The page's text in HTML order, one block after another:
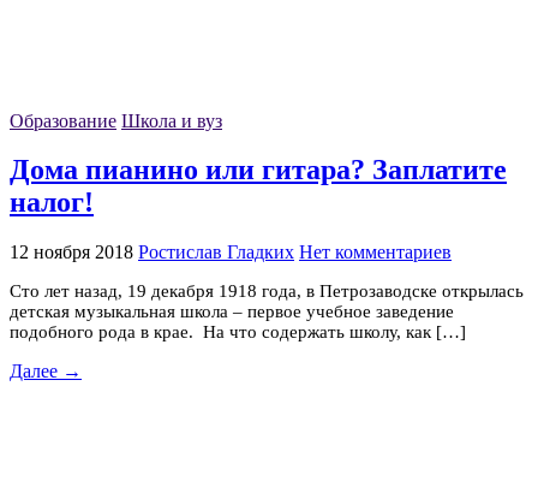
Образование Школа и вуз
Дома пианино или гитара? Заплатите
налог!
12 ноября 2018 Ростислав Гладких Нет комментариев
Сто лет назад, 19 декабря 1918 года, в Петрозаводске открылась
детская музыкальная школа – первое учебное заведение
подобного рода в крае. На что содержать школу, как […]
Далее →